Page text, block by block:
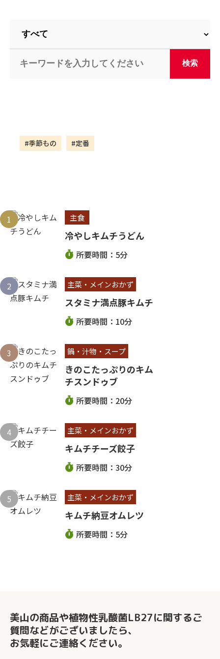
#季節もの #定番
主食
冷やしキムチうどん
所要時間：5分
主菜・メインおかず
スタミナ満点豚キムチ
所要時間：10分
鍋・汁物・スープ
きのこたっぷりのキム
チスンドゥブ
所要時間：20分
主菜・メインおかず
キムチチーズ餃子
所要時間：30分
主菜・メインおかず
キムチ納豆オムレツ
所要時間：5分
美山の商品や植物性乳酸菌LB27に関するご
質問などがございましたら、
お気軽にご連絡ください。